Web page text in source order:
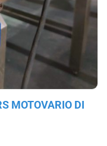
MOTOVARIO DI